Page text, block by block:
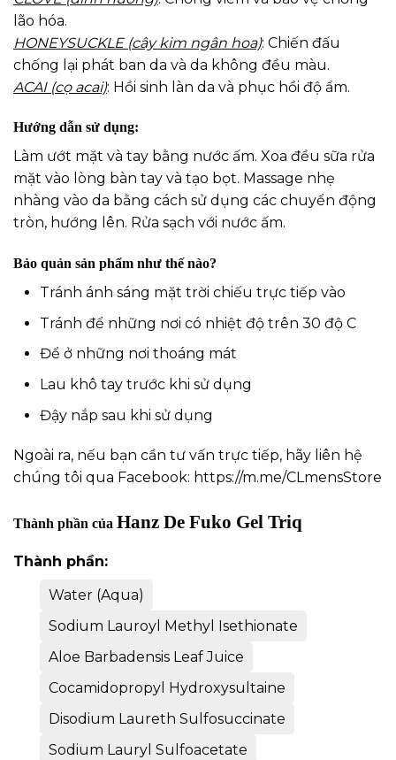
lão hóa.
HONEYSUCKLE (cây kim ngân hoa): Chiến đấu
chống lại phát ban da và da không đều màu.
ACAI (cọ acai): Hồi sinh làn da và phục hồi độ ẩm.
Hướng dẫn sử dụng:
Làm ướt mặt và tay bằng nước ấm. Xoa đều sữa rửa
mặt vào lòng bàn tay và tạo bọt. Massage nhẹ
nhàng vào da bằng cách sử dụng các chuyển động
tròn, hướng lên. Rửa sạch với nước ấm.
Bảo quản sản phẩm như thế nào?
Tránh ánh sáng mặt trời chiếu trực tiếp vào
Tránh để những nơi có nhiệt độ trên 30 độ C
Để ở những nơi thoáng mát
Lau khô tay trước khi sử dụng
Đậy nắp sau khi sử dụng
Ngoài ra, nếu bạn cần tư vấn trực tiếp, hãy liên hệ
chúng tôi qua Facebook: https://m.me/CLmensStore
Thành phần của Hanz De Fuko Gel Triq
Thành phần:
Water (Aqua)
Sodium Lauroyl Methyl Isethionate
Aloe Barbadensis Leaf Juice
Cocamidopropyl Hydroxysultaine
Disodium Laureth Sulfosuccinate
Sodium Lauryl Sulfoacetate